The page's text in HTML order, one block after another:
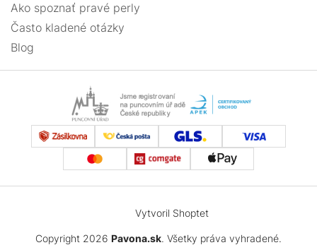
Ako spoznať pravé perly
Často kladené otázky
Blog
Vytvoril Shoptet
Copyright 2026 Pavona.sk. Všetky práva vyhradené.